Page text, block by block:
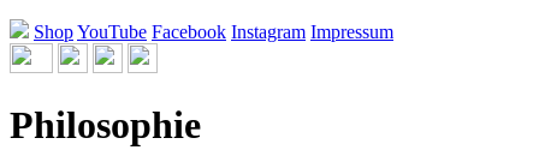
ShopYouTube Facebook Instagram Impressum
Philosophie